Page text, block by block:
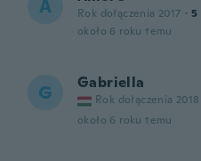
A Rok dołączenia 2017 · 5
około 6 roku temu
G Gabriella
Rok dołączenia 2018
około 6 roku temu